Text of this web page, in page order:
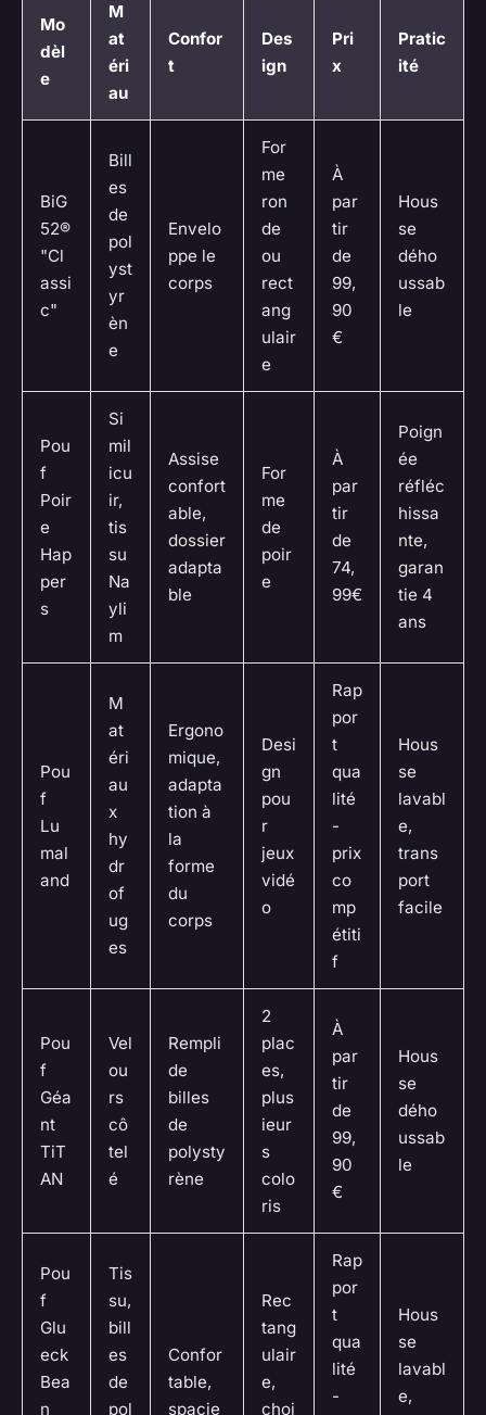
Mo
dèl
e
M
at
éri
au
Confor
t
Des
ign
Pri
x
Pratic
ité
BiG
52®
"Cl
assi
c"
Bill
es
de
pol
yst
yr
èn
e
Envelo
ppe le
corps
For
me
ron
de
ou
rect
ang
ulair
e
À
par
tir
de
99,
90
€
Hous
se
dého
ussab
le
Pou
f
Poir
e
Hap
per
s
Si
mil
icu
ir,
tis
su
Na
yli
m
Assise
confort
able,
dossier
adapta
ble
For
me
de
poir
e
À
par
tir
de
74,
99€
Poign
ée
réfléc
hissa
nte,
garan
tie 4
ans
Pou
f
Lu
mal
and
M
at
éri
au
x
hy
dr
of
ug
es
Ergono
mique,
adapta
tion à
la
forme
du
corps
Desi
gn
pou
r
jeux
vidé
o
Rap
por
t
qua
lité
-
prix
co
mp
étiti
f
Hous
se
lavabl
e,
trans
port
facile
Pou
f
Géa
nt
TiT
AN
Vel
ou
rs
cô
tel
é
Rempli
de
billes
de
polysty
rène
2
plac
es,
plus
ieur
s
colo
ris
À
par
tir
de
99,
90
€
Hous
se
dého
ussab
le
Pou
f
Glu
eck
Bea
n
Tis
su,
bill
es
de
pol
Confor
table,
spacie
Rec
tang
ulair
e,
choi
Rap
por
t
qua
lité
-
Hous
se
lavabl
e,